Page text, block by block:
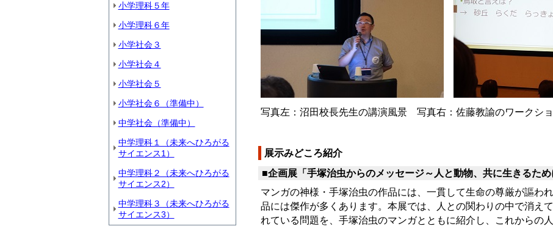
小学理科５年
小学理科６年
小学社会３
小学社会４
小学社会５
小学社会６（準備中）
中学社会（準備中）
中学理科１（未来へひろがる
サイエンス1）
中学理科２（未来へひろがる
サイエンス2）
中学理科３（未来へひろがる
サイエンス3）
写真左：沼田校長先生の講演風景 写真右：佐藤教諭のワークシ
展示みどころ紹介
■企画展「手塚治虫からのメッセージ～人と動物、共に生きるため
マンガの神様・手塚治虫の作品には、一貫して生命の尊厳が謳わ
品には傑作が多くあります。本展では、人との関わりの中で消え
れている問題を、手塚治虫のマンガとともに紹介し、これからの